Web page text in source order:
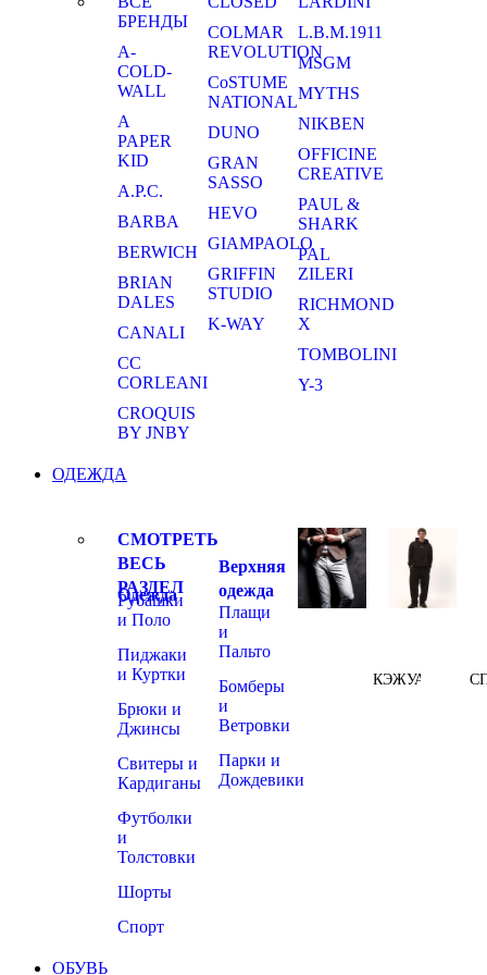
БРЕНДЫ
A-
COLD-
WALL
A
PAPER
KID
A.P.C.
BARBA
BERWICH
BRIAN
DALES
CANALI
CC
CORLEANI
CROQUIS
BY JNBY
COLMAR
REVOLUTION
CoSTUME
NATIONAL
DUNO
GRAN
SASSO
HEVO
GIAMPAOLO
GRIFFIN
STUDIO
K-WAY
L.B.M.1911
MSGM
MYTHS
NIKBEN
OFFICINE
CREATIVE
PAUL &
SHARK
PAL
ZILERI
RICHMOND
X
TOMBOLINI
Y-3
ОДЕЖДА
СМОТРЕТЬ
ВЕСЬ
РАЗДЕЛ
Одежда
Рубашки
и Поло
Пиджаки
и Куртки
Брюки и
Джинсы
Свитеры и
Кардиганы
Футболки
и
Толстовки
Шорты
Спорт
Верхняя
одежда
Плащи
и
Пальто
Бомберы
и
Ветровки
Парки и
Дождевики
КЭЖУАЛ
ОБУВЬ